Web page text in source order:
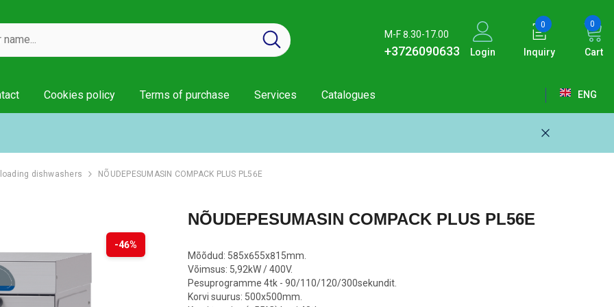
M-F 8.30-17.00
+3726090633 Login Inquiry
0
Cart
0
Cookies policy Terms of purchase Services
Assessment
Warranty terms
Catalogues ENG
EST
dishwashers NÕUDEPESUMASIN COMPACK PLUS PL56E
-46%
NÕUDEPESUMASIN COMPACK PLUS PL56E
Mõõdud: 585x655x815mm.
Võimsus: 5,92kW / 400V.
Pesuprogramme 4tk - 90/110/120/300sekundit.
Korvi suurus: 500x500mm.